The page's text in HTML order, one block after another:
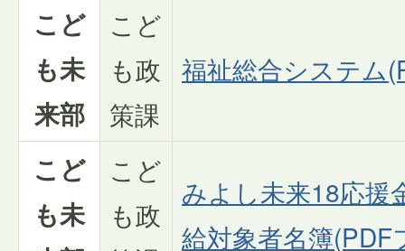
こど
も未
来部
こど
も政
策課
福祉総合システム
こど
も未
こど
も政
みよし未来18応援
給対象者名簿